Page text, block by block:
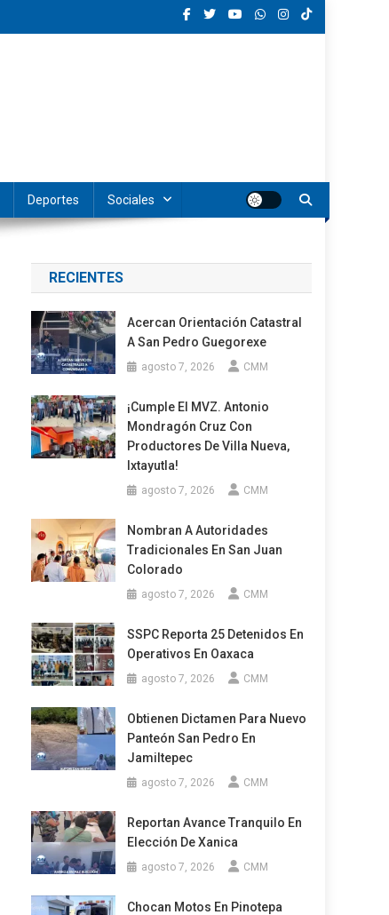
Deportes Sociales
RECIENTES
Acercan Orientación Catastral
A San Pedro Guegorexe
agosto 7, 2026 CMM
¡Cumple El MVZ. Antonio
Mondragón Cruz Con
Productores De Villa Nueva,
Ixtayutla!
agosto 7, 2026 CMM
Nombran A Autoridades
Tradicionales En San Juan
Colorado
agosto 7, 2026 CMM
SSPC Reporta 25 Detenidos En
Operativos En Oaxaca
agosto 7, 2026 CMM
Obtienen Dictamen Para Nuevo
Panteón San Pedro En
Jamiltepec
agosto 7, 2026 CMM
Reportan Avance Tranquilo En
Elección De Xanica
agosto 7, 2026 CMM
Chocan Motos En Pinotepa